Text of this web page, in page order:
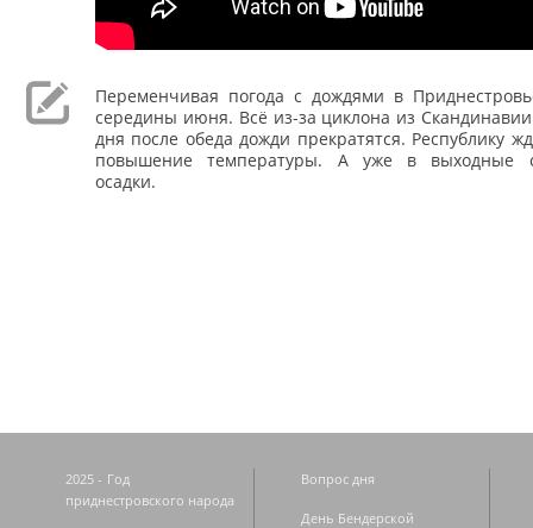
Переменчивая погода с дождями в
середины июня. Всё из-за циклона из
дня после обеда дожди прекратятся. Республику
повышение температуры. А уже в выходные
осадки.
2025 - Год
приднестровского народа
Вопрос дня
День Бендерской